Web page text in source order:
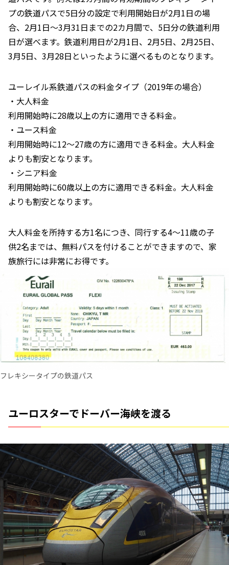
プの鉄道パスで5日分の設定で利用開始日が2月1日の場
合、2月1日～3月31日までの2カ月間で、5日分の鉄道利用
日が選べます。鉄道利用日が2月1日、2月5日、2月25日、
3月5日、3月28日といったように選べるものとなります。
ユーレイル系鉄道パスの料金タイプ（2019年の場合）
・大人料金
利用開始時に28歳以上の方に適用できる料金。
・ユース料金
利用開始時に12～27歳の方に適用できる料金。大人料金
よりも割安となります。
・シニア料金
利用開始時に60歳以上の方に適用できる料金。大人料金
よりも割安となります。
大人料金を所持する方1名につき、同行する4～11歳の子
供2名までは、無料パスを付けることができますので、家
族旅行には非常にお得です。
フレキシータイプの鉄道パス
ユーロスターでドーバー海峡を渡る